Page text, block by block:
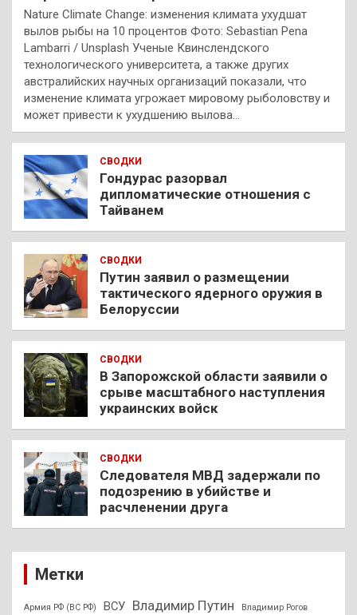
Nature Climate Change: изменения климата ухудшат
вылов рыбы на 10 процентов Фото: Sebastian Pena
Lambarri / Unsplash Ученые Квинслендского
технологического университета, а также других
австралийских научных организаций показали, что
изменение климата угрожает мировому рыболовству и
может привести к ухудшению вылова…
СВОДКИ
Гондурас разорвал
дипломатические отношения с
Тайванем
СВОДКИ
Путин заявил о размещении
тактического ядерного оружия в
Белоруссии
СВОДКИ
В Запорожской области заявили о
срыве масштабного наступления
украинских войск
СВОДКИ
Следователя МВД задержали по
подозрению в убийстве и
расчленении друга
Метки
Армия РФ (ВС РФ) ВСУ Владимир Путин Владимир Рогов